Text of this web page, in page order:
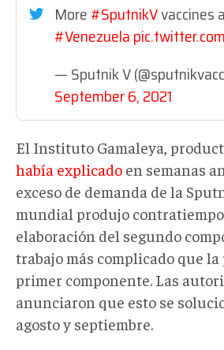
More#SputnikVvaccines
#Venezuela
— Sputnik V
September 6, 2021
El Instituto Gamaleya,
había explicado en semanas
exceso de demanda de la
mundial produjo
elaboración del segundo
trabajo más complicado que
primer componente. Las
anunciaron que esto se
agosto y septiembre.